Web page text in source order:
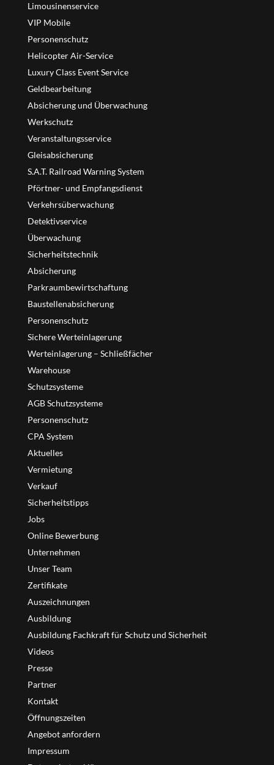
Limousinenservice
VIP Mobile
Personenschutz
Helicopter Air-Service
Luxury Class Event Service
Geldbearbeitung
Absicherung und Überwachung
Werkschutz
Veranstaltungsservice
Gleisabsicherung
S.A.T. Railroad Warning System
Pförtner- und Empfangsdienst
Verkehrsüberwachung
Detektivservice
Überwachung
Sicherheitstechnik
Absicherung
Parkraumbewirtschaftung
Baustellenabsicherung
Personenschutz
Sichere Werteinlagerung
Werteinlagerung – Schließfächer
Warehouse
Schutzsysteme
AGB Schutzsysteme
Personenschutz
CPA System
Aktuelles
Vermietung
Verkauf
Sicherheitstipps
Jobs
Online Bewerbung
Unternehmen
Unser Team
Zertifikate
Auszeichnungen
Ausbildung
Ausbildung Fachkraft für Schutz und Sicherheit
Videos
Presse
Partner
Kontakt
Öffnungszeiten
Angebot anfordern
Impressum